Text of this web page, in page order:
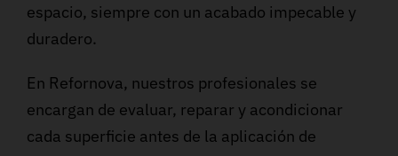
espacio, siempre con un acabado impecable y
duradero.
En Refornova, nuestros profesionales se
encargan de evaluar, reparar y acondicionar
cada superficie antes de la aplicación de